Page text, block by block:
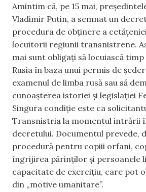
Amintim că, pe 15 mai,
Vladimir Putin, a semnat un
procedura de obținere a
locuitorii regiunii transnistrene.
mai sunt obligați să locuiască
Rusia în baza unui permis de
examenul de limba rusă sau să
cunoașterea istoriei și legislației
Singura condiție este ca
Transnistria la momentul intrării
decretului. Documentul prevede,
procedură pentru copiii orfani,
îngrijirea părinților și persoanele
capacitate de exercițiu, care pot
din „motive umanitare”.